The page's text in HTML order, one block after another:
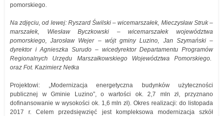
pomorskiego.
Na zdjęciu, od lewej: Ryszard Świlski – wicemarszałek, Mieczysław Struk –
marszałek, Wiesław Byczkowski – wicemarszałek województwa
pomorskiego, Jarosław Wejer – wójt gminy Luzino, Jan Szymański –
dyrektor i Agnieszka Surudo – wicedyrektor Departamentu Programów
Regionalnych Urzędu Marszałkowskiego Województwa Pomorskiego.
oraz Fot. Kazimierz Netka
Projektowi: „Modernizacja energetyczna budynków użyteczności
publicznej w Gminie Luzino”, o wartości ok. 2,7 mln zł, przyznano
dofinansowanie w wysokości ok. 1,6 mln zł). Okres realizacji: do listopada
2017 r. Celem przedsięwzięć jest kompleksowa modernizacja szkół